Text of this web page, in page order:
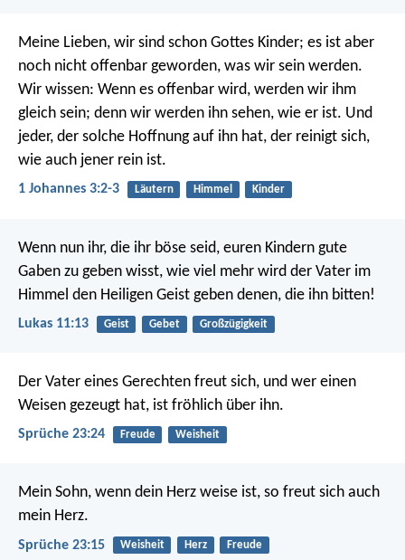
Meine Lieben, wir sind schon Gottes Kinder; es ist aber
noch nicht offenbar geworden, was wir sein werden.
Wir wissen: Wenn es offenbar wird, werden wir ihm
gleich sein; denn wir werden ihn sehen, wie er ist. Und
jeder, der solche Hoffnung auf ihn hat, der reinigt sich,
wie auch jener rein ist.
1 Johannes 3:2-3 Läutern Himmel Kinder
Wenn nun ihr, die ihr böse seid, euren Kindern gute
Gaben zu geben wisst, wie viel mehr wird der Vater im
Himmel den Heiligen Geist geben denen, die ihn bitten!
Lukas 11:13 Geist Gebet Großzügigkeit
Der Vater eines Gerechten freut sich, und wer einen
Weisen gezeugt hat, ist fröhlich über ihn.
Sprüche 23:24 Freude Weisheit
Mein Sohn, wenn dein Herz weise ist, so freut sich auch
mein Herz.
Sprüche 23:15 Weisheit Herz Freude